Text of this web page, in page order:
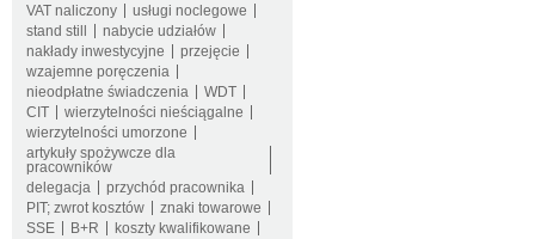
VAT naliczony
usługi noclegowe
stand still
nabycie udziałów
nakłady inwestycyjne
przejęcie
wzajemne poręczenia
nieodpłatne świadczenia
WDT
CIT
wierzytelności nieściągalne
wierzytelności umorzone
artykuły spożywcze dla
pracowników
delegacja
przychód pracownika
PIT; zwrot kosztów
znaki towarowe
SSE
B+R
koszty kwalifikowane